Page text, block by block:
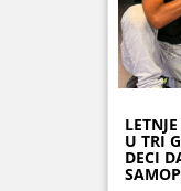
U TRI
DECI